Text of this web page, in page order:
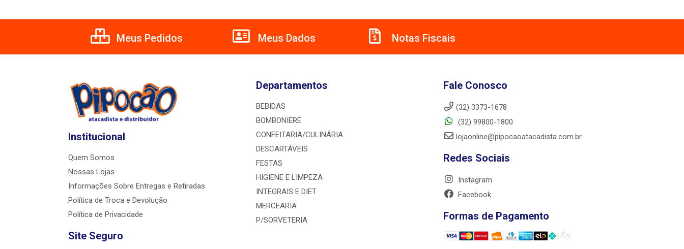
Meus Pedidos Meus Dados Notas Fiscais
Institucional
Quem Somos
Nossas Lojas
Informações Sobre Entregas e Retiradas
Política de Troca e Devolução
Política de Privacidade
Site Seguro
Departamentos
BEBIDAS
BOMBONIERE
CONFEITARIA/CULINÁRIA
DESCARTÁVEIS
FESTAS
HIGIENE E LIMPEZA
INTEGRAIS E DIET
MERCEARIA
P/SORVETERIA
Fale Conosco
(32) 3373-1678
(32) 99800-1800
lojaonline@pipocaoatacadista.com.br
Redes Sociais
Instagram
Facebook
Formas de Pagamento